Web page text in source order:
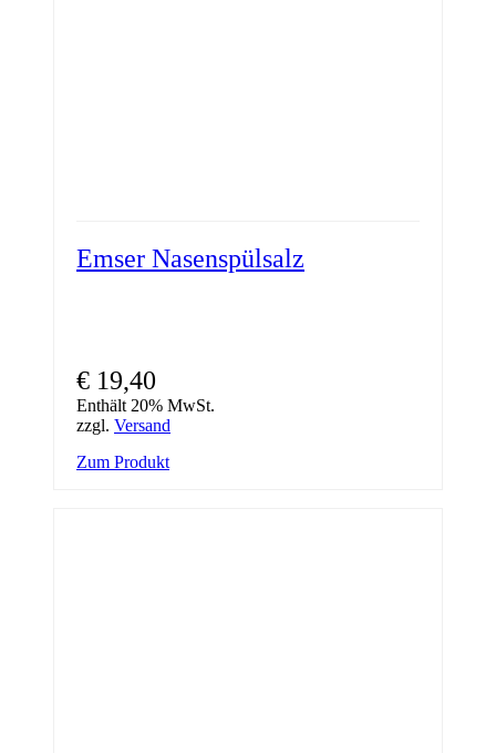
Emser Nasenspülsalz
€ 19,40
Enthält 20% MwSt.
zzgl. Versand
Zum Produkt